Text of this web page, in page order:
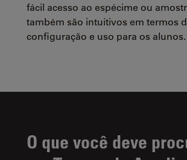
fácil acesso ao espécime ou
também são intuitivos em termos
configuração e uso para os alunos.
O que você deve